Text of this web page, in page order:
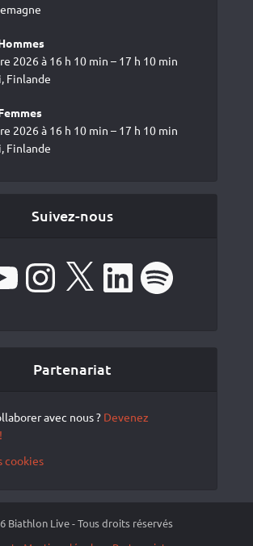
2026 à 16 h 10 min – 17 h 10 min
Finlande
2026 à 16 h 10 min – 17 h 10 min
Finlande
Suivez-nous
Instagram LinkedIn Spotify
Partenariat
avec nous ? Devenez
cookies
Biathlon Live - Tous droits réservés